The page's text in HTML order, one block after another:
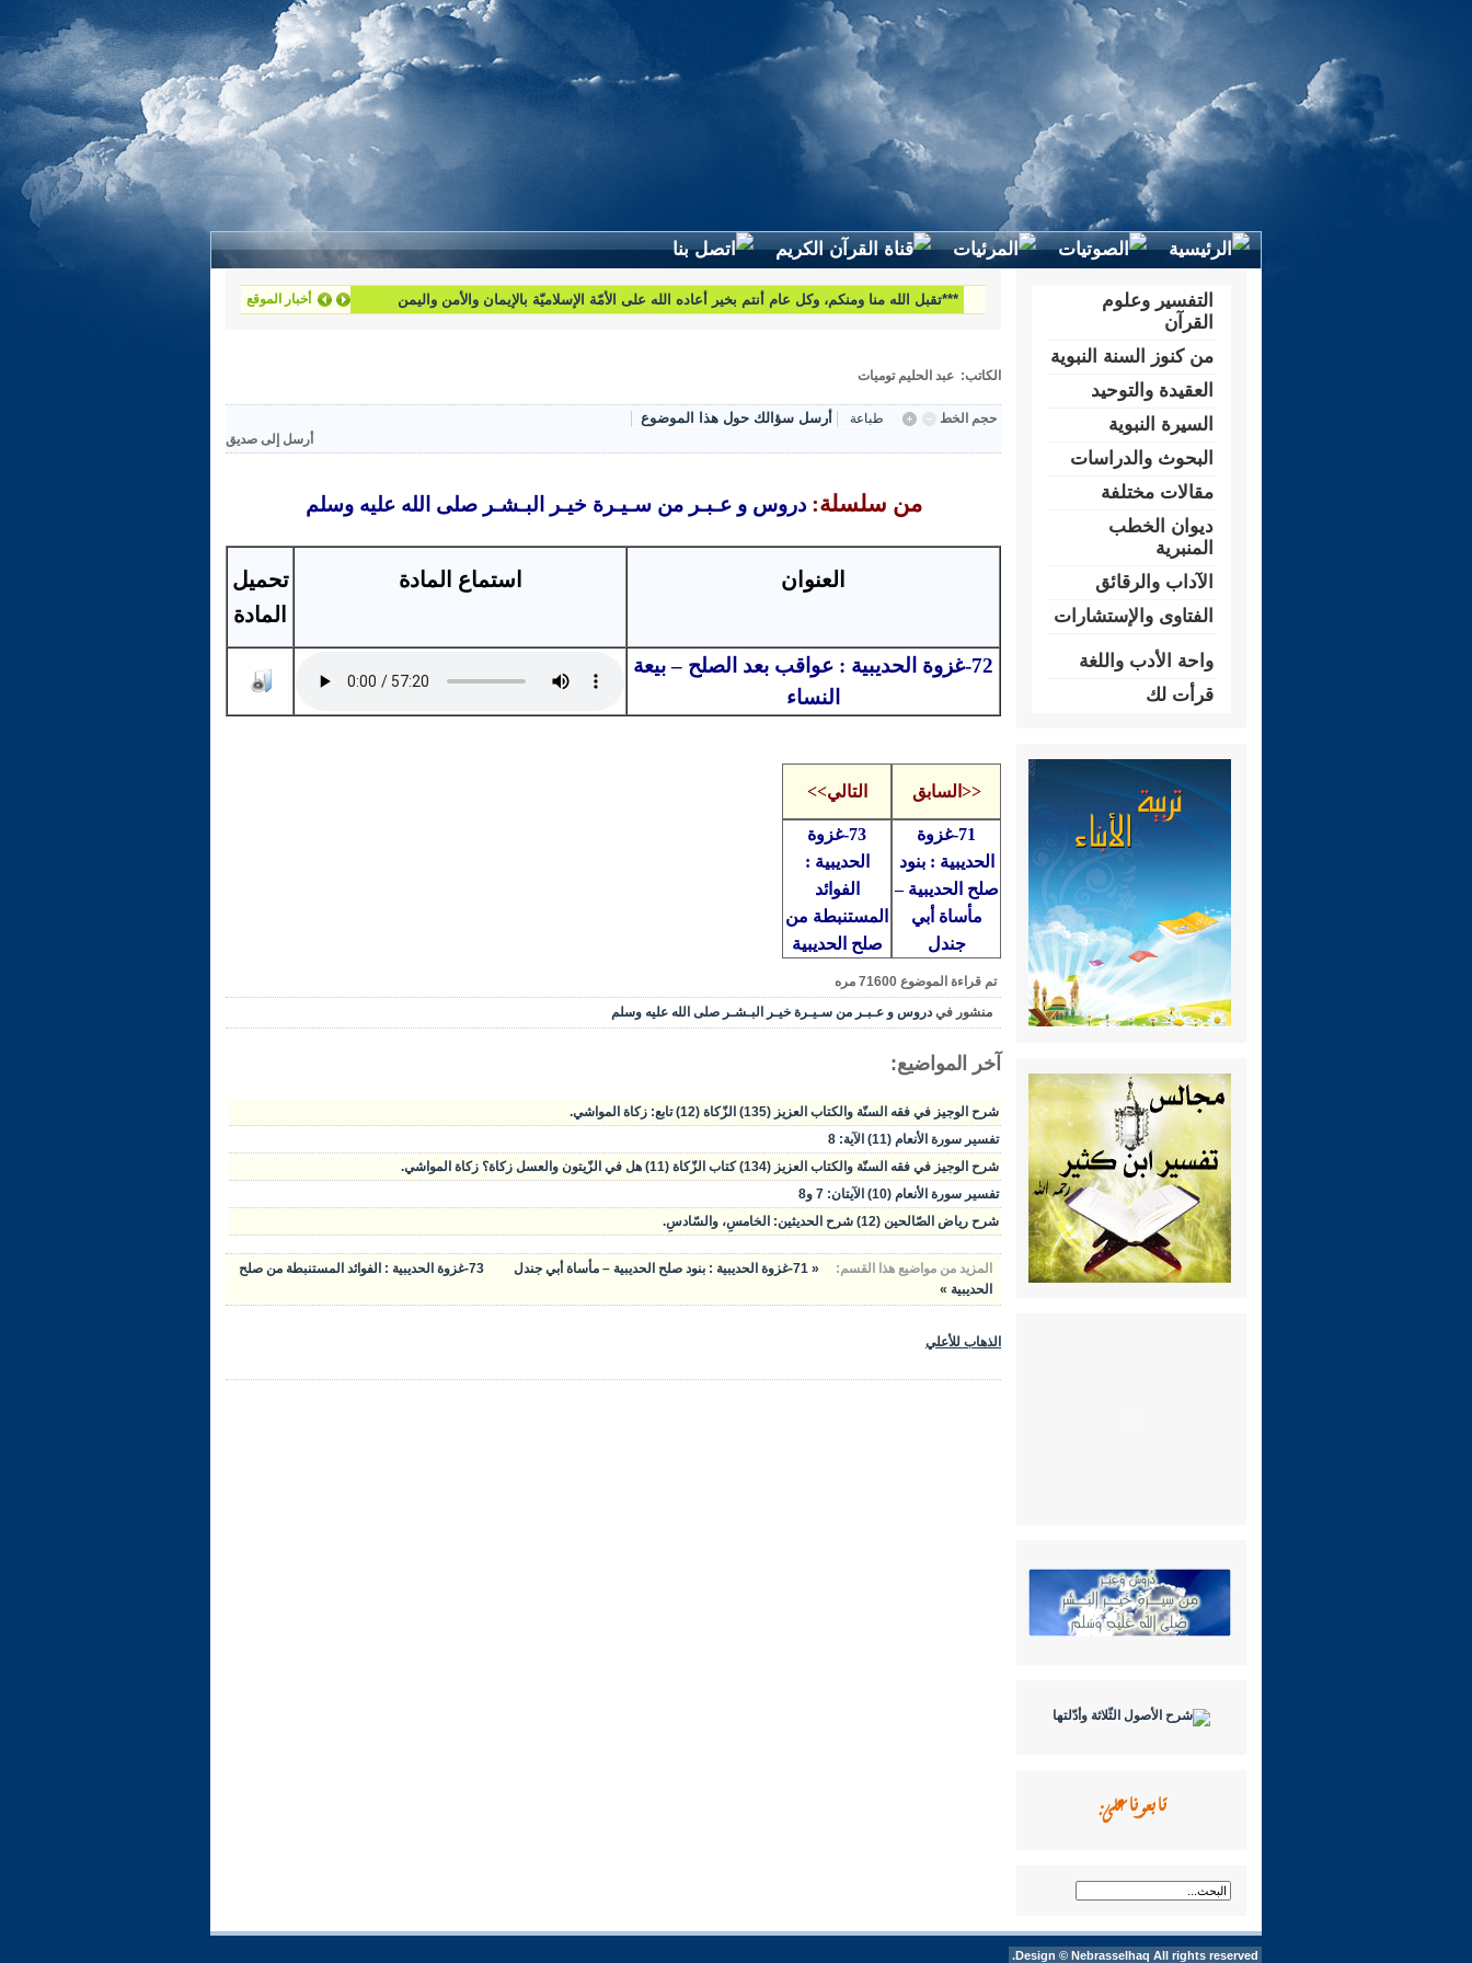
أخبار الموقع
***تقبل الله منا ومنكم، وكل عام أنتم بخير أعاده الله على الأمّة الإسلاميّة بالإيمان والأمن واليمن
الكاتب: عبد الحليم توميات
حجم الخط طباعة أرسل سؤالك حول هذا الموضوع
أرسل إلى صديق
من سلسلة:دروس و عـبـر من سـيـرة خيـر البـشـر صلى الله عليه وسلم
العنوان استماع المادة
تحميل
المادة
72-غزوة الحديبية : عواقب بعد الصلح – بيعة
النساء
<<السابق التالي>>
71-غزوة
الحديبية : بنود
صلح الحديبية –
مأساة أبي
جندل
73-غزوة
الحديبية :
الفوائد
المستنبطة من
صلح الحديبية
تم قراءة الموضوع 71600 مره
منشور في دروس و عـبـر من سـيـرة خيـر البـشـر صلى الله عليه وسلم
آخر المواضيع:
شرح الوجيز في فقه السنّة والكتاب العزيز (135) الزّكاة (12) تابع: زكاة المواشي.
تفسير سورة الأنعام (11) الآية: 8
شرح الوجيز في فقه السنّة والكتاب العزيز (134) كتاب الزّكاة (11) هل في الزّيتون والعسل زكاة؟ زكاة المواشي.
تفسير سورة الأنعام (10) الآيتان: 7 و8
شرح رياض الصّالحين (12) شرح الحديثين: الخامسِ، والسّادسِ.
المزيد من مواضيع هذا القسم: « 71-غزوة الحديبية : بنود صلح الحديبية – مأساة أبي جندل
73-غزوة الحديبية : الفوائد المستنبطة من صلح
الحديبية »
الذهاب للأعلي
التفسير وعلوم
القرآن
من كنوز السنة النبوية
العقيدة والتوحيد
السيرة النبوية
البحوث والدراسات
مقالات مختلفة
ديوان الخطب
المنبرية
الآداب والرقائق
الفتاوى والإستشارات
واحة الأدب واللغة
قرأت لك
تابعونا على:
Design © Nebrasselhaq All rights reserved.